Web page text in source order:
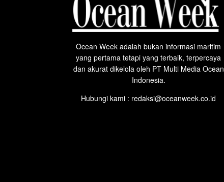
Ocean Week adalah bukan informasi maritim
yang pertama tetapi yang terbaik, terpercaya
dan akurat dikelola oleh PT Multi Media Ocean
Indonesia.
Hubungi kami : redaksi@oceanweek.co.id